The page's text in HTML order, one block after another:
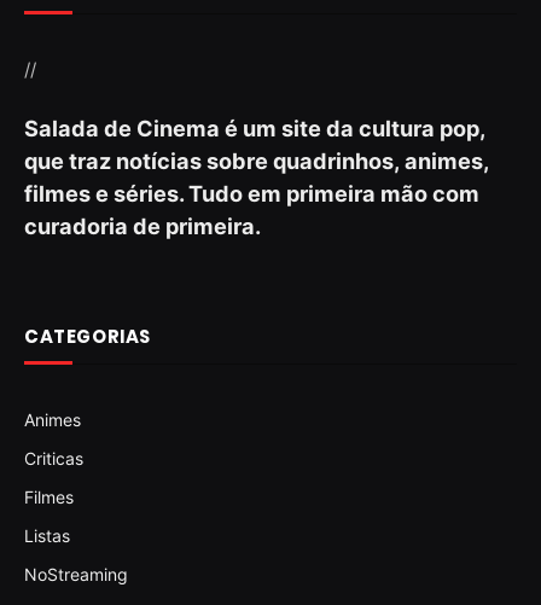
//
Salada de Cinema é um site da cultura pop,
que traz notícias sobre quadrinhos, animes,
filmes e séries. Tudo em primeira mão com
curadoria de primeira.
CATEGORIAS
Animes
Criticas
Filmes
Listas
NoStreaming